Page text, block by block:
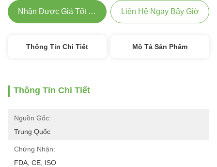
Nhận Được Giá Tốt Nhất Liên Hệ Ngay Bây Giờ
Thông Tin Chi Tiết Mô Tả Sản Phẩm
Thông Tin Chi Tiết
Nguồn Gốc:
Trung Quốc
Chứng Nhận:
FDA, CE, ISO